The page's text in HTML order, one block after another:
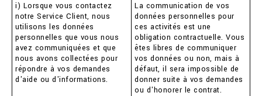
i) Lorsque vous contactez
notre Service Client, nous
utilisons les données
personnelles que vous nous
avez communiquées et que
nous avons collectées pour
répondre à vos demandes
d'aide ou d'informations.
La communication de vos
données personnelles pour
ces activités est une
obligation contractuelle. Vous
êtes libres de communiquer
vos données ou non, mais à
défaut, il sera impossible de
donner suite à vos demandes
ou d'honorer le contrat.